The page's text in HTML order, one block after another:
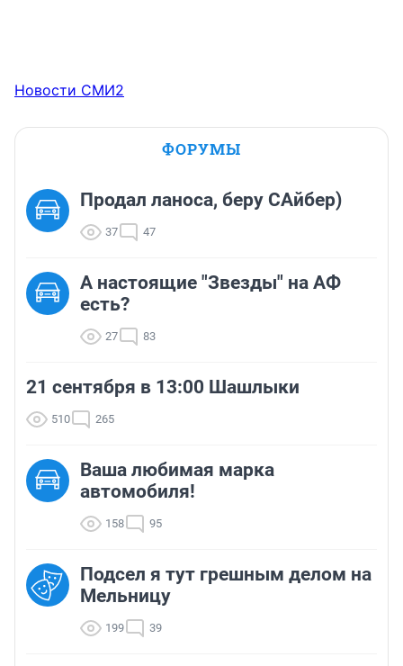
Новости СМИ2
ФОРУМЫ
Продал ланоса, беру САйбер)
37 47
А настоящие "Звезды" на АФ
есть?
27 83
21 сентября в 13:00 Шашлыки
510 265
Ваша любимая марка
автомобиля!
158 95
Подсел я тут грешным делом на
Мельницу
199 39